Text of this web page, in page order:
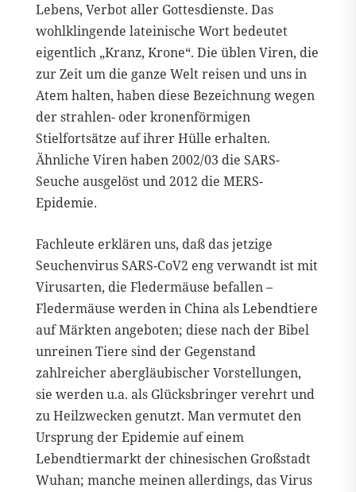
Lebens, Verbot aller Gottesdienste. Das
wohlklingende lateinische Wort bedeutet
eigentlich „Kranz, Krone“. Die üblen Viren, die
zur Zeit um die ganze Welt reisen und uns in
Atem halten, haben diese Bezeichnung wegen
der strahlen- oder kronenförmigen
Stielfortsätze auf ihrer Hülle erhalten.
Ähnliche Viren haben 2002/03 die SARS-
Seuche ausgelöst und 2012 die MERS-
Epidemie.
Fachleute erklären uns, daß das jetzige
Seuchenvirus SARS-CoV2 eng verwandt ist mit
Virusarten, die Fledermäuse befallen –
Fledermäuse werden in China als Lebendtiere
auf Märkten angeboten; diese nach der Bibel
unreinen Tiere sind der Gegenstand
zahlreicher abergläubischer Vorstellungen,
sie werden u.a. als Glücksbringer verehrt und
zu Heilzwecken genutzt. Man vermutet den
Ursprung der Epidemie auf einem
Lebendtiermarkt der chinesischen Großstadt
Wuhan; manche meinen allerdings, das Virus